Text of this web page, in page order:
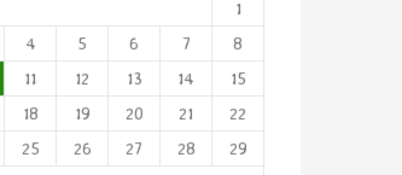
1
4 5 6 7
8
11 12 13 14
15
18 19 20 21
22
25 26 27 28
29